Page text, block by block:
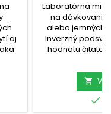
aj
5
Laboratórna
na dávkovanie
alebo jemných
Inverzný
hodnotu
manipulácii s
vážiacej
20

